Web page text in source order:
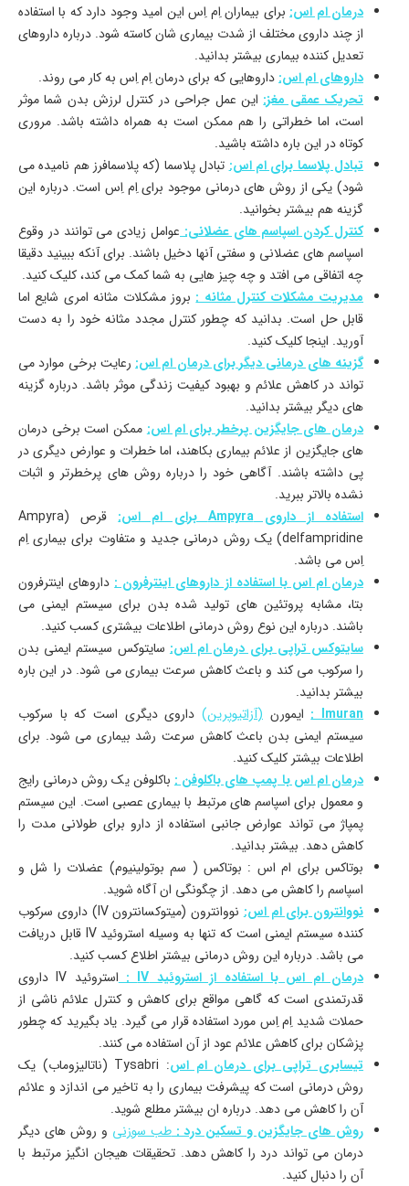
درمان ام اس:برای بیماران اِم اِس این امید وجود دارد که با استفاده
از چند داروی مختلف از شدت بیماری شان کاسته شود. درباره داروهای
تعدیل کننده بیماری بیشتر بدانید.
داروهای ام اس:داروهایی که برای درمان اِم اِس به کار می روند.
تحریک عمقی مغز:این عمل جراحی در کنترل لرزش بدن شما موثر
است، اما خطراتی را هم ممکن است به همراه داشته باشد. مروری
کوتاه در این باره داشته باشید.
تبادل پلاسما برای ام اس:تبادل پلاسما (که پلاسمافرز هم نامیده می
شود) یکی از روش های درمانی موجود برای اِم اِس است. درباره این
گزینه هم بیشتر بخوانید.
کنترل کردن اسپاسم های عضلانی:عوامل زیادی می توانند در وقوع
اسپاسم های عضلانی و سفتی آنها دخیل باشند. برای آنکه ببینید دقیقا
چه اتفاقی می افتد و چه چیز هایی به شما کمک می کند، کلیک کنید.
مدیریت مشکلات کنترل مثانه :بروز مشکلات مثانه امری شایع اما
قابل حل است. بدانید که چطور کنترل مجدد مثانه خود را به دست
آورید. اینجا کلیک کنید.
گزینه های درمانی دیگر برای درمان ام اس:رعایت برخی موارد می
تواند در کاهش علائم و بهبود کیفیت زندگی موثر باشد. درباره گزینه
های دیگر بیشتر بدانید.
درمان های جایگزین پرخطر برای ام اس:ممکن است برخی درمان
های جایگزین از علائم بیماری بکاهند، اما خطرات و عوارض دیگری در
پی داشته باشند. آگاهی خود را درباره روش های پرخطرتر و اثبات
نشده بالاتر ببرید.
استفاده از داروی Ampyra برای ام اس:
قرص (Ampyra
(delfampridine یک روش درمانی جدید و متفاوت برای بیماری اِم
اِس می باشد.
درمان ام اس با استفاده از داروهای اینترفرون :داروهای اینترفرون
بتا، مشابه پروتئین های تولید شده بدن برای سیستم ایمنی می
باشند. درباره این نوع روش درمانی اطلاعات بیشتری کسب کنید.
سایتوکس تراپی برای درمان ام اس: سایتوکس سیستم ایمنی بدن
را سرکوب می کند و باعث کاهش سرعت بیماری می شود. در این باره
بیشتر بدانید.
Imuran : ایمورن (آزاتیوپرین) داروی دیگری است که با سرکوب
سیستم ایمنی بدن باعث کاهش سرعت رشد بیماری می شود. برای
اطلاعات بیشتر کلیک کنید.
درمان ام اس با پمپ های باکلوفن :باکلوفن یک روش درمانی رایج
و معمول برای اسپاسم های مرتبط با بیماری عصبی است. این سیستم
پمپاژ می تواند عوارض جانبی استفاده از دارو برای طولانی مدت را
کاهش دهد. بیشتر بدانید.
بوتاکس برای ام اس : بوتاکس ( سم بوتولینیوم) عضلات را شل و
اسپاسم را کاهش می دهد. از چگونگی ان آگاه شوید.
نووانترون برای ام اس:
نووانترون (میتوکسانترون IV) داروی سرکوب
کننده سیستم ایمنی است که تنها به وسیله استروئید IV قابل دریافت
می باشد. درباره این روش درمانی بیشتر اطلاع کسب کنید.
درمان ام اس با استفاده از استروئید IV :
استروئید IV داروی
قدرتمندی است که گاهی مواقع برای کاهش و کنترل علائم ناشی از
حملات شدید اِم اِس مورد استفاده قرار می گیرد. یاد بگیرید که چطور
پزشکان برای کاهش علائم عود از آن استفاده می کنند.
تیسابری تراپی برای درمان ام اس
: Tysabri (ناتالیزوماب) یک
روش درمانی است که پیشرفت بیماری را به تاخیر می اندازد و علائم
آن را کاهش می دهد. درباره ان بیشتر مطلع شوید.
روش های جایگزین و تسکین درد :طب سوزنی و روش های دیگر
درمان می تواند درد را کاهش دهد. تحقیقات هیجان انگیز مرتبط با
آن را دنبال کنید.